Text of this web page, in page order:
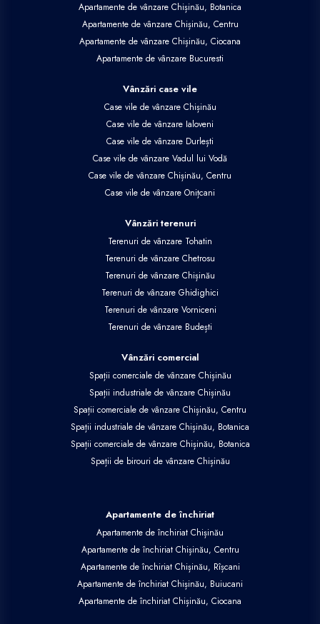
Apartamente de vânzare Chișinău, Botanica
Apartamente de vânzare Chișinău, Centru
Apartamente de vânzare Chișinău, Ciocana
Apartamente de vânzare Bucuresti
Vânzări case vile
Case vile de vânzare Chișinău
Case vile de vânzare Ialoveni
Case vile de vânzare Durlești
Case vile de vânzare Vadul lui Vodă
Case vile de vânzare Chișinău, Centru
Case vile de vânzare Onițcani
Vânzări terenuri
Terenuri de vânzare Tohatin
Terenuri de vânzare Chetrosu
Terenuri de vânzare Chișinău
Terenuri de vânzare Ghidighici
Terenuri de vânzare Vorniceni
Terenuri de vânzare Budești
Vânzări comercial
Spații comerciale de vânzare Chișinău
Spații industriale de vânzare Chișinău
Spații comerciale de vânzare Chișinău, Centru
Spații industriale de vânzare Chișinău, Botanica
Spații comerciale de vânzare Chișinău, Botanica
Spații de birouri de vânzare Chișinău
Apartamente de închiriat
Apartamente de închiriat Chișinău
Apartamente de închiriat Chișinău, Centru
Apartamente de închiriat Chișinău, Rîșcani
Apartamente de închiriat Chișinău, Buiucani
Apartamente de închiriat Chișinău, Ciocana